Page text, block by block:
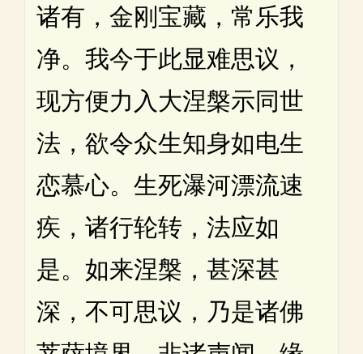
诸有，金刚宝藏，常乐我
净。我今于此显难思议，
现方便力入大涅槃示同世
法，欲令众生知身如电生
恋慕心。生死瀑河漂流速
疾，诸行轮转，法应如
是。如来涅槃，甚深甚
深，不可思议，乃是诸佛